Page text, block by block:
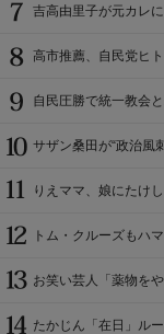
吉高由里子が元カレ
高市推薦、自民党ヒ
自民圧勝で統一教会
サザン桑田が“政治風
りえママ、娘にたけ
トム・クルーズもハ
お笑い芸人「薬物を
たかじん「在日」ル